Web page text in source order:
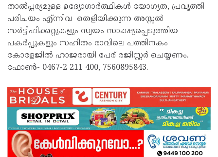
താല്‍പ്പര്യമുള്ള ഉദ്യോഗാര്‍ത്ഥികള്‍ യോഗ്യത, പ്രവൃത്തി
പരിചയം എ്ന്നിവ തെളിയിക്കുന്ന അസ്സല്‍
സര്‍ട്ടിഫിക്കറ്റുകളും സ്വയം സാക്ഷ്യപ്പെടുത്തിയ
പകര്‍പ്പുകളും സഹിതം രാവിലെ പത്തിനകം
കോളേജില്‍ ഹാജരായി പേര് രജിസ്റ്റര്‍ ചെയ്യണം.
ഫോണ്‍- 0467-2 211 400, 7560895843.